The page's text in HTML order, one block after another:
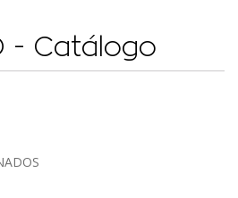
- Catálogo